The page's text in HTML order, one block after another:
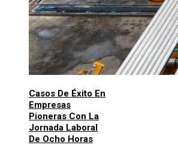
Casos De Éxito En
Empresas
Pioneras Con La
Jornada Laboral
De Ocho Horas